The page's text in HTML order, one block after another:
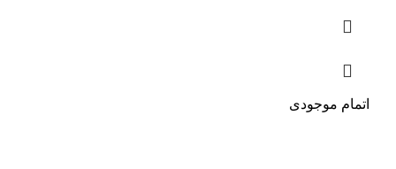
اتمام موجودی